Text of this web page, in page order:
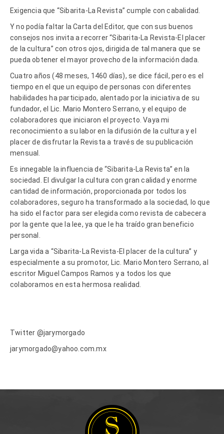
Exigencia que “Sibarita-La Revista” cumple con cabalidad.
Y no podía faltar la Carta del Editor, que con sus buenos
consejos nos invita a recorrer “Sibarita-La Revista-El placer
de la cultura” con otros ojos, dirigida de tal manera que se
pueda obtener el mayor provecho de la información dada.
Cuatro años (48 meses, 1460 días), se dice fácil, pero es el
tiempo en el que un equipo de personas con diferentes
habilidades ha participado, alentado por la iniciativa de su
fundador, el Lic. Mario Montero Serrano, y el equipo de
colaboradores que iniciaron el proyecto. Vaya mi
reconocimiento a su labor en la difusión de la cultura y el
placer de disfrutar la Revista a través de su publicación
mensual.
Es innegable la influencia de “Sibarita-La Revista” en la
sociedad. El divulgar la cultura con gran calidad y enorme
cantidad de información, proporcionada por todos los
colaboradores, seguro ha transformado a la sociedad, lo que
ha sido el factor para ser elegida como revista de cabecera
por la gente que la lee, ya que le ha traído gran beneficio
personal.
Larga vida a “Sibarita-La Revista-El placer de la cultura” y
especialmente a su promotor, Lic. Mario Montero Serrano, al
escritor Miguel Campos Ramos y a todos los que
colaboramos en esta hermosa realidad.
Twitter @jarymorgado
jarymorgado@yahoo.com.mx